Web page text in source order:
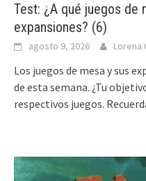
Test: ¿A qué juegos de
expansiones? (6)
agosto 9, 2026 Lorena
Los juegos de mesa y sus
de esta semana. ¿Tu
respectivos juegos.